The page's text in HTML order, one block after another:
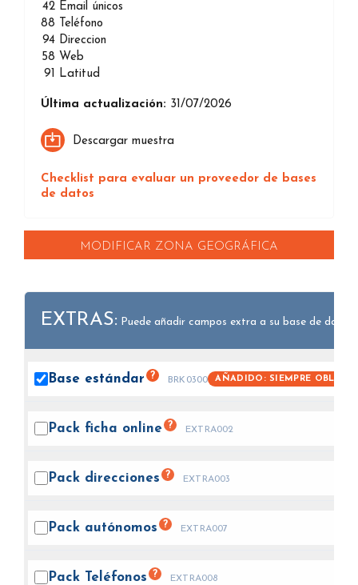
42 Email únicos
88 Teléfono
94 Direccion
58 Web
91 Latitud
Última actualización: 31/07/2026
Descargar muestra
Checklist para evaluar un proveedor de bases
de datos
MODIFICAR ZONA GEOGRÁFICA
EXTRAS: Puede añadir campos extra a su base de datos.
Base estándar ? BRK0300 AÑADIDO: SIEMPRE
Pack ficha online ? EXTRA002
Pack direcciones ? EXTRA003
Pack autónomos ? EXTRA007
Pack Teléfonos ? EXTRA008